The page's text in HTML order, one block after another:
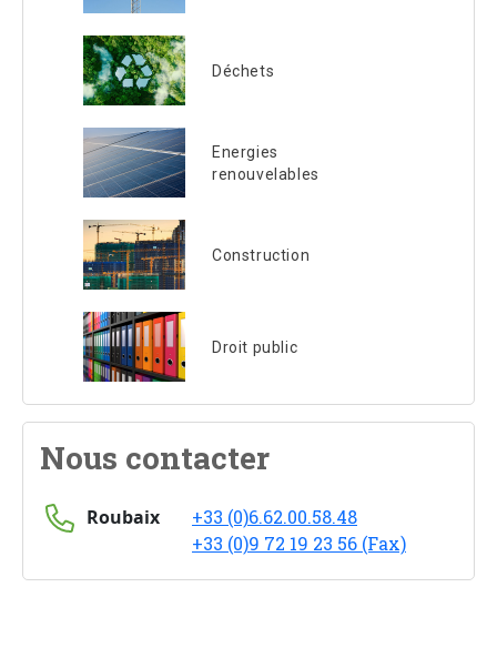
Déchets
Energies
renouvelables
Construction
Droit public
Nous contacter
Roubaix
+33 (0)6.62.00.58.48
+33 (0)9 72 19 23 56 (Fax)